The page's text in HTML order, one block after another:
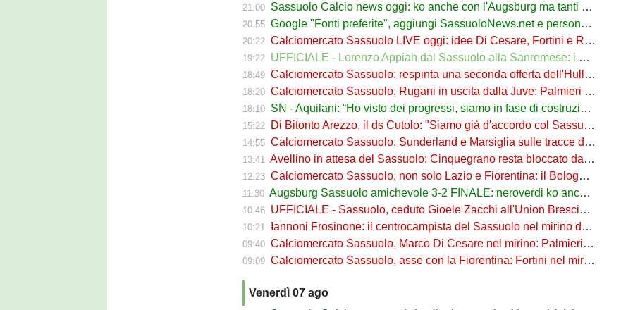
21:00 Sassuolo Calcio news oggi: ko anche con l'Augsburg ma tanti segnali positivi
20:55 Google "Fonti preferite", aggiungi SassuoloNews.net e personalizza le tue notizie
20:22 Calciomercato Sassuolo LIVE oggi: idee Di Cesare, Fortini e Rugani, è sos difesa
19:22 UFFICIALE - Lorenzo Appiah dal Sassuolo alla Sanremese: i dettagli
18:49 Calciomercato Sassuolo: respinta una seconda offerta dell'Hull per Pinamonti
18:20 Calciomercato Sassuolo, Rugani in uscita dalla Juve: Palmieri sfida il Monza
18:10 SN - Aquilani: “Ho visto dei progressi, siamo in fase di costruzione”
15:22 Di Bitonto Arezzo, il ds Cutolo: "Siamo già d'accordo col Sassuolo"
14:55 Calciomercato Sassuolo, Sunderland e Marsiglia sulle tracce di Josh Doig
13:41 Avellino in attesa del Sassuolo: Cinquegrano resta bloccato da Aquilani
12:23 Calciomercato Sassuolo, non solo Lazio e Fiorentina: il Bologna su Pinamonti, Sartori era al Ricci
11:30 Augsburg Sassuolo amichevole 3-2 FINALE: neroverdi ko anche in Germania
10:46 UFFICIALE - Sassuolo, ceduto Gioele Zacchi all'Union Brescia: la formula
10:21 Iannoni Frosinone: il centrocampista del Sassuolo nel mirino dei ciociari
09:40 Calciomercato Sassuolo, Marco Di Cesare nel mirino: Palmieri sul centrale del Racing Avellaneda
09:09 Calciomercato Sassuolo, asse con la Fiorentina: Fortini nel mirino, Thorstvedt e Fabbian sul tavolo
Venerdì 07 ago